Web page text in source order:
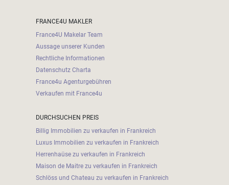
FRANCE4U MAKLER
France4U Makelar Team
Aussage unserer Kunden
Rechtliche Informationen
Datenschutz Charta
France4u Agenturgebühren
Verkaufen mit France4u
DURCHSUCHEN PREIS
Billig Immobilien zu verkaufen in Frankreich
Luxus Immobilien zu verkaufen in Frankreich
Herrenhaüse zu verkaufen in Frankreich
Maison de Maitre zu verkaufen in Frankreich
Schlöss und Chateau zu verkaufen in Frankreich